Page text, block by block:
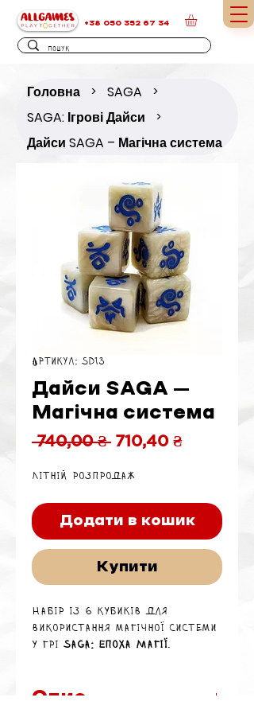
+38 050 352 67 34
Головна > SAGA >
SAGA: Ігрові Дайси >
Дайси SAGA – Магічна система
Артикул: SD13
Дайси SAGA –
Магічна система
740,00 ₴ Звичайна
710,40 ₴За
Літній розпродаж
Додати в кошик
Купити
Набір із 6 кубиків для
використання магічної системи
у грі SAGA: Епоха Магії.
Опис